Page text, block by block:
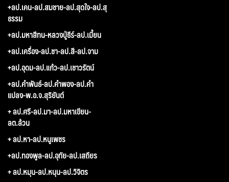
+ลป.เคน-ลป.สมชาย-ลป.สุดใจ-ลป.สุ
ธรรม
+ลป.มหาสีทน-หลวงปู่ธีร์-ลป.เมี้ยน
+ลป.เครื่อง-ลป.ชา-ลป.สี-ลป.จาม
+ลป.อุดม-ลป.แก้ว-ลป.เชาวรัตน์
+ลป.คำพันธ์-ลป.คำพอง-ลป.คำ
แปลง-พ.อ.จ.สุริยันต์
+ ลป.ศรี-ลป.มา-ลป.มหาเขียน-
ลต.ล้วน
+ ลป.หา-ลป.หนูเพชร
+ลป.ทองพูล-ลป.อุทัย-ลป.เสถียร
+ ลป.หมุน-ลป.หนุน-ลป.วิจิตร